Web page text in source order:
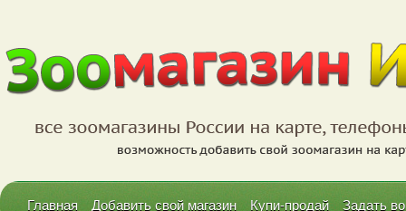
Главная Добавить свой магазин Купи-продай Задать